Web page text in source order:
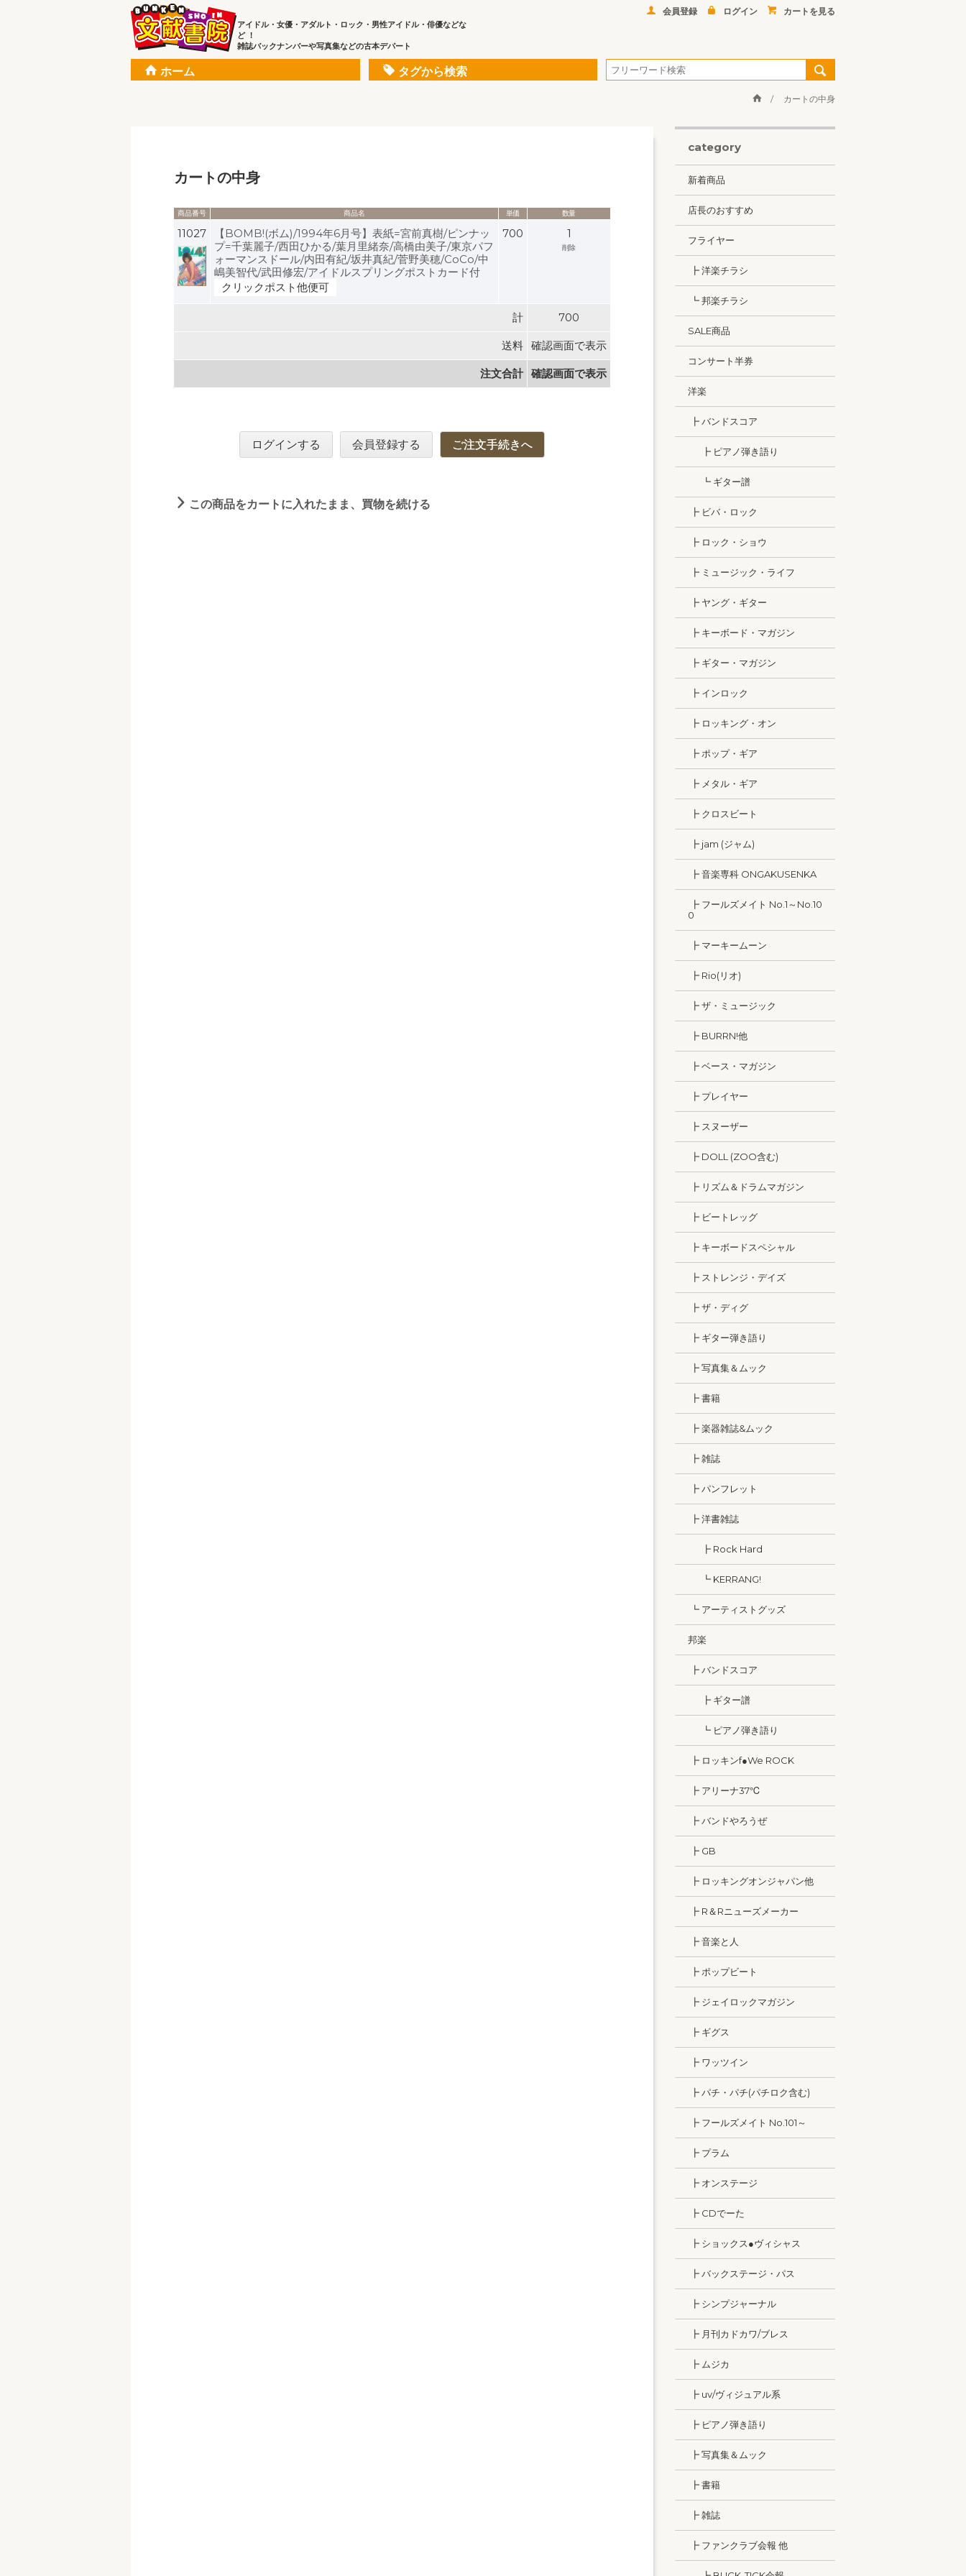
アイドル・女優・アダルト・ロック・男性アイドル・俳優などな
ど ！
雑誌バックナンバーや写真集などの古本デパート
会員登録 ログイン カートを見る
ホーム タグから検索
カートの中身
カートの中身
商品番号 商品名 単価 数量
11027
【BOMB!(ボム)/1994年6月号】表紙=宮前真樹/ピンナッ
プ=千葉麗子/西田ひかる/葉月里緒奈/高橋由美子/東京パフ
ォーマンスドール/内田有紀/坂井真紀/菅野美穂/CoCo/中
嶋美智代/武田修宏/アイドルスプリングポストカード付
クリックポスト他便可
700 1
削除
計 700
送料 確認画面で表示
注文合計 確認画面で表示
ログインする 会員登録する ご注文手続きへ
この商品をカートに入れたまま、買物を続ける
category
新着商品
店長のおすすめ
フライヤー
┣ 洋楽チラシ
┗ 邦楽チラシ
SALE商品
コンサート半券
洋楽
┣ バンドスコア
┣ ピアノ弾き語り
┗ ギター譜
┣ ビバ・ロック
┣ ロック・ショウ
┣ ミュージック・ライフ
┣ ヤング・ギター
┣ キーボード・マガジン
┣ ギター・マガジン
┣ インロック
┣ ロッキング・オン
┣ ポップ・ギア
┣ メタル・ギア
┣ クロスビート
┣ jam (ジャム)
┣ 音楽専科 ONGAKUSENKA
┣ フールズメイト No.1～No.10
0
┣ マーキームーン
┣ Rio(リオ)
┣ ザ・ミュージック
┣ BURRN!他
┣ ベース・マガジン
┣ プレイヤー
┣ スヌーザー
┣ DOLL (ZOO含む)
┣ リズム＆ドラムマガジン
┣ ビートレッグ
┣ キーボードスペシャル
┣ ストレンジ・デイズ
┣ ザ・ディグ
┣ ギター弾き語り
┣ 写真集＆ムック
┣ 書籍
┣ 楽器雑誌&ムック
┣ 雑誌
┣ パンフレット
┣ 洋書雑誌
┣ Rock Hard
┗ KERRANG!
┗ アーティストグッズ
邦楽
┣ バンドスコア
┣ ギター譜
┗ ピアノ弾き語り
┣ ロッキンf●We ROCK
┣ アリーナ37℃
┣ バンドやろうぜ
┣ GB
┣ ロッキングオンジャパン他
┣ R＆Rニューズメーカー
┣ 音楽と人
┣ ポップビート
┣ ジェイロックマガジン
┣ ギグス
┣ ワッツイン
┣ パチ・パチ(パチロク含む)
┣ フールズメイト No.101～
┣ プラム
┣ オンステージ
┣ CDでーた
┣ ショックス●ヴィシャス
┣ バックステージ・パス
┣ シンプジャーナル
┣ 月刊カドカワ/ブレス
┣ ムジカ
┣ uv/ヴィジュアル系
┣ ピアノ弾き語り
┣ 写真集＆ムック
┣ 書籍
┣ 雑誌
┣ ファンクラブ会報 他